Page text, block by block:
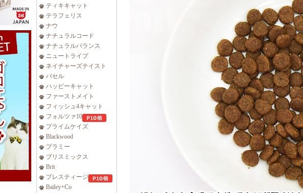
ティキキャット
テラフェリス
ナウ
ナチュラルコード
ナチュラルバランス
ニュートライプ
ネイチャーズテイスト
バセル
ハッピーキャット
ファーストメイト
フィッシュ4キャット
フォルツァ10
プライムケイズ
Blackwood
プラミー
ブリスミックス
Brit
プレスティージ
Bailey+Co